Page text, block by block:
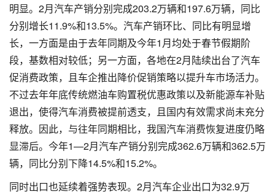
明显。2月汽车产销分别完成203.2万辆和197.6万辆，同比
分别增长11.9%和13.5%。汽车产销环比、同比有明显增
长，一方面是由于去年同期及今年1月均处于春节假期阶
段，基数相对较低；另一方面，各地在2月陆续出台了汽车
促消费政策，且车企推出降价促销策略以提升车市场活力。
不过去年年底传统燃油车购置税优惠政策以及新能源车补贴
退出，使得汽车消费被提前透支，且国内有效需求尚未充分
释放。因此，与往年同期相比，我国汽车消费恢复进度仍略
显滞后。今年1—2月汽车产销分别完成362.6万辆和362.5万
辆，同比分别下降14.5%和15.2%。
同时出口也延续着强势表现。2月汽车企业出口为32.9万